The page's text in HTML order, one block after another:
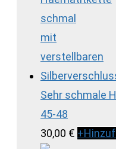
Sehr schmale
45-48
30,00 € +